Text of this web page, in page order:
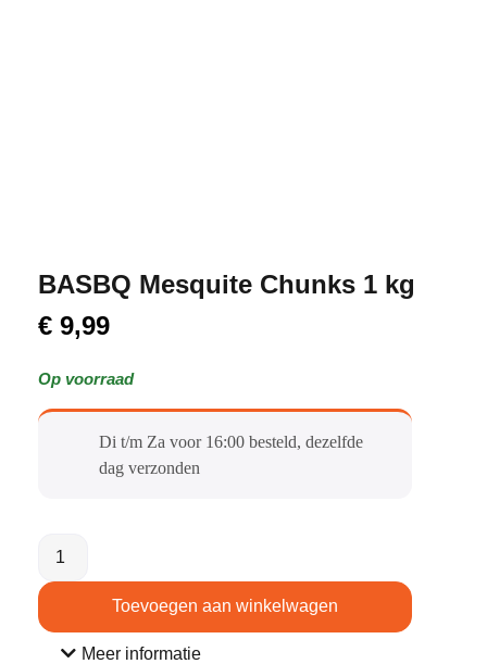
BASBQ Mesquite Chunks 1 kg
€ 9,99
Op voorraad
Di t/m Za voor 16:00 besteld, dezelfde
dag verzonden​
Toevoegen aan winkelwagen
Meer informatie